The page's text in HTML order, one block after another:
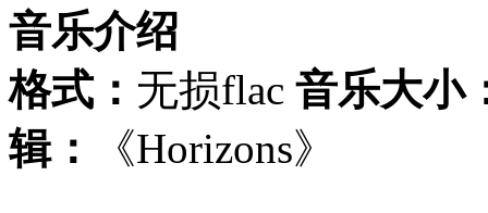
音乐介绍
格式： 无损flac 音乐大小
辑：
《Horizons》